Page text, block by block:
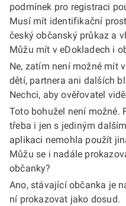
podmínek pro registraci
Musí mít identifikační
český občanský průkaz a
Můžu mít v eDokladech i
Ne, zatím není možné mít
dětí, partnera ani dalších
Nechci, aby ověřovatel
Toto bohužel není možné.
třeba i jen s jediným
aplikaci nemohla použít
Můžu se i nadále
občanky?
Ano, stávající občanka je
ní prokazovat jako dosud.